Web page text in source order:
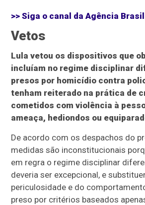
>> Siga o canal daAgência Brasil
Vetos
Lula vetou os dispositivos que
incluíam no regime disciplinar
presos por homicídio contra
tenham reiterado na prática de
cometidos com violência à
ameaça, hediondos ou
De acordo com os despachos do
medidas são inconstitucionais
em regra o regime disciplinar
deveria ser excepcional, e
periculosidade e do
preso por critérios baseados